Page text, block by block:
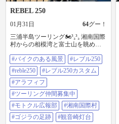
REBEL 250
01月31日 64グー！
三浦半島ツーリング🏍️³₃³₃ 湘南国際
村からの相模湾と富士山を眺めて
ラの足アートと写真を撮ってか
ら、岩場にあるゴジラの足跡（写
真4枚目）と言われている場所まで
見に行ったら、ミニゴジラの足跡
やった😅 #バイクのある風景 #レブ
ル250 #reble250 #レブル250カスタム
#アラフィフ #ツーリング仲間募集
中 #モトクル広報部 #湘南国際村 #
ゴジラの足跡 #観音崎灯台
#バイクのある風景
#レブル250
#reble250
#レブル250カスタム
#アラフィフ
#ツーリング仲間募集中
#モトクル広報部
#湘南国際村
#ゴジラの足跡
#観音崎灯台